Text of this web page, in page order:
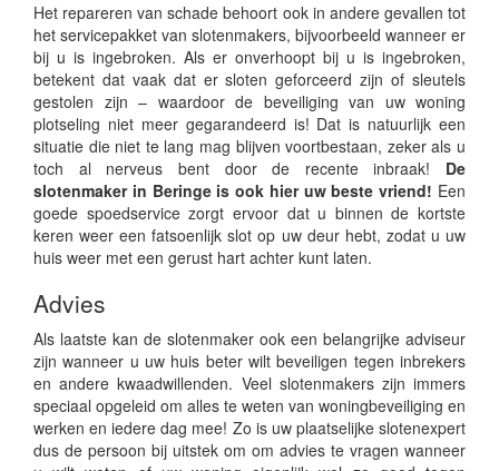
Het repareren van schade behoort ook in andere gevallen tot
het servicepakket van slotenmakers, bijvoorbeeld wanneer er
bij u is ingebroken. Als er onverhoopt bij u is ingebroken,
betekent dat vaak dat er sloten geforceerd zijn of sleutels
gestolen zijn – waardoor de beveiliging van uw woning
plotseling niet meer gegarandeerd is! Dat is natuurlijk een
situatie die niet te lang mag blijven voortbestaan, zeker als u
toch al nerveus bent door de recente inbraak! De
slotenmaker in Beringe is ook hier uw beste vriend! Een
goede spoedservice zorgt ervoor dat u binnen de kortste
keren weer een fatsoenlijk slot op uw deur hebt, zodat u uw
huis weer met een gerust hart achter kunt laten.
Advies
Als laatste kan de slotenmaker ook een belangrijke adviseur
zijn wanneer u uw huis beter wilt beveiligen tegen inbrekers
en andere kwaadwillenden. Veel slotenmakers zijn immers
speciaal opgeleid om alles te weten van woningbeveiliging en
werken en iedere dag mee! Zo is uw plaatselijke slotenexpert
dus de persoon bij uitstek om om advies te vragen wanneer